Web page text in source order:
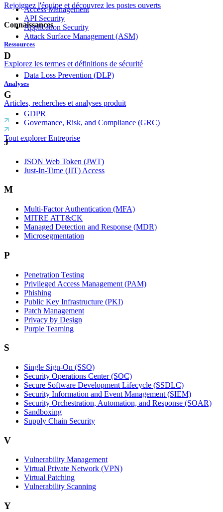
Rejoignez l'équipe et découvrez les postes ouverts
Connaissances
Ressources
Explorez les termes et définitions de sécurité
Analyses
Articles, recherches et analyses produit
Tout explorer Entreprise
Access Management
API Security
Application Security
Attack Surface Management (ASM)
D
Data Loss Prevention (DLP)
G
GDPR
Governance, Risk, and Compliance (GRC)
J
JSON Web Token (JWT)
Just-In-Time (JIT) Access
M
Multi-Factor Authentication (MFA)
MITRE ATT&CK
Managed Detection and Response (MDR)
Microsegmentation
P
Penetration Testing
Privileged Access Management (PAM)
Phishing
Public Key Infrastructure (PKI)
Patch Management
Privacy by Design
Purple Teaming
S
Single Sign-On (SSO)
Security Operations Center (SOC)
Secure Software Development Lifecycle (SSDLC)
Security Information and Event Management (SIEM)
Security Orchestration, Automation, and Response (SOAR)
Sandboxing
Supply Chain Security
V
Vulnerability Management
Virtual Private Network (VPN)
Virtual Patching
Vulnerability Scanning
Y